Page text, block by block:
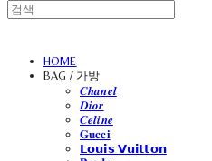
HOME
BAG / 가방
𝑪𝒉𝒂𝒏𝒆𝒍
𝑫𝒊𝒐𝒓
𝑪𝒆𝒍𝒊𝒏𝒆
𝐆𝐮𝐜𝐜𝐢
𝗟𝗼𝘂𝗶𝘀 𝗩𝘂𝗶𝘁𝘁𝗼𝗻